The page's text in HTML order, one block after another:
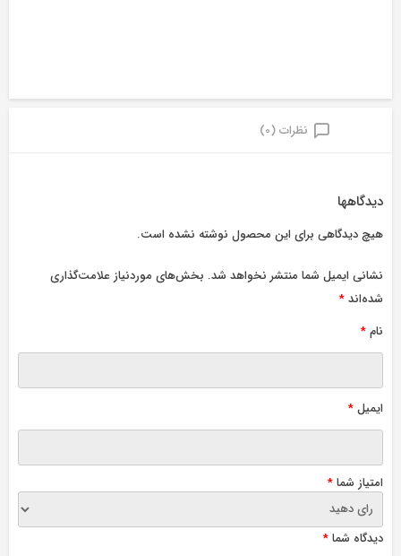
نظرات (0)
دیدگاهها
هیچ دیدگاهی برای این محصول نوشته نشده است.
نشانی ایمیل شما منتشر نخواهد شد. بخش‌های موردنیاز علامت‌گذاری
شده‌اند*
نام*
ایمیل*
امتیاز شما*
دیدگاه شما*